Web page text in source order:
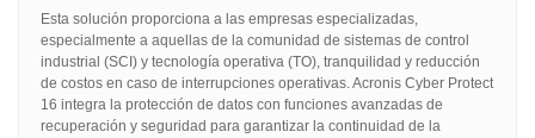
Esta solución proporciona a las empresas especializadas,
especialmente a aquellas de la comunidad de sistemas de control
industrial (SCI) y tecnología operativa (TO), tranquilidad y reducción
de costos en caso de interrupciones operativas. Acronis Cyber Protect
16 integra la protección de datos con funciones avanzadas de
recuperación y seguridad para garantizar la continuidad de la